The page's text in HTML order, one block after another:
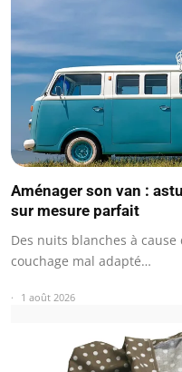
Aménager son van :
sur mesure parfait
Des nuits blanches à
couchage mal adapté…
1 août 2026